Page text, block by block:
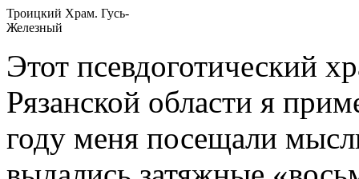
Троицкий Храм. Гусь-
Железный
Этот псевдоготический
Рязанской области я
году меня посещали